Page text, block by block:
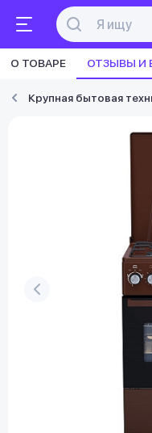
О ТОВАРЕ ОТЗЫВЫ И
Крупная бытовая